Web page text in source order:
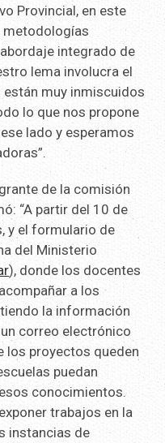
Provincial, en este
metodologías
integrado de
lema involucra el
muy inmiscuidos
lo que nos propone
lado y esperamos
de la comisión
“A partir del 10 de
y el formulario de
del Ministerio
), donde los docentes
a los
la información
correo electrónico
los proyectos queden
puedan
conocimientos.
trabajos en la
instancias de